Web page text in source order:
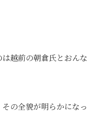
越前の朝倉氏とおんな
の全貌が明らかになっ